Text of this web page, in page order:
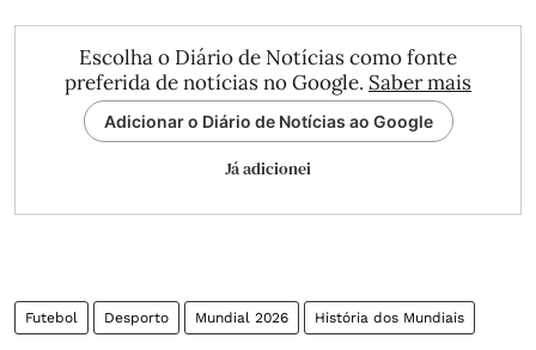
Escolha o Diário de Notícias como fonte
preferida de notícias no Google. Saber mais
Adicionar o Diário de Notícias ao Google
Já adicionei
Futebol Desporto Mundial 2026 História dos Mundiais